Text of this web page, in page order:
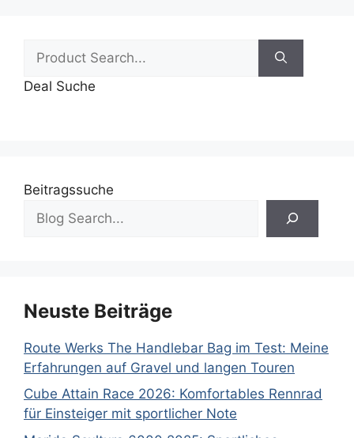
Suchen
Deal Suche
Beitragssuche
Neuste Beiträge
Route Werks The Handlebar Bag im Test: Meine
Erfahrungen auf Gravel und langen Touren
Cube Attain Race 2026: Komfortables Rennrad
für Einsteiger mit sportlicher Note